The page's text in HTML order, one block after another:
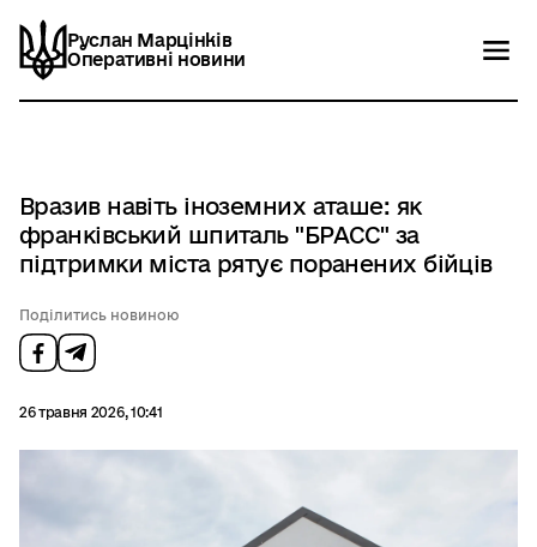
Руслан Марцінків
Оперативні новини
Руслан Марцінків
Оперативні новини
Вразив навіть іноземних аташе: як
франківський шпиталь "БРАСС" за
підтримки міста рятує поранених бійців
Поділитись новиною
26 травня 2026, 10:41